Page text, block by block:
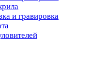
и гравировка